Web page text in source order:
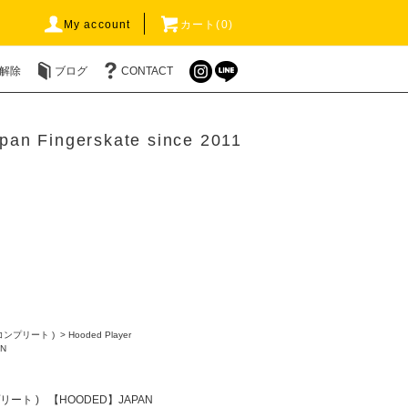
My account カート(0)
除 ブログ CONTACT
Fingerskate since 2011
ンプリート ) > Hooded Player
ート ) 【HOODED】JAPAN